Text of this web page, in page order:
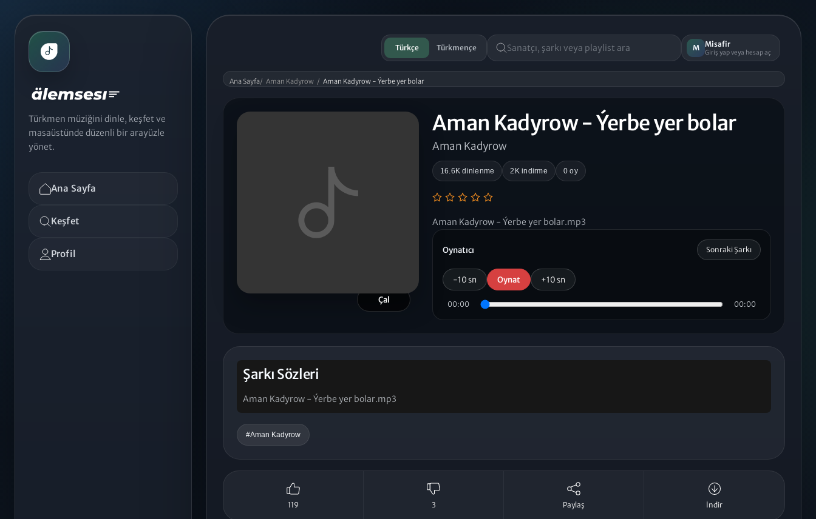
Türkmen müziğini dinle, keşfet ve
masaüstünde düzenli bir arayüzle
yönet.
Ana Sayfa
Keşfet
Profil
Türkçe Türkmençe M Misafir
Giriş yap veya hesap aç
Ana Sayfa/ Aman Kadyrow / Aman Kadyrow - Ýerbe yer bolar
Çal
Aman Kadyrow - Ýerbe yer bolar
Aman Kadyrow
16.6K dinlenme 2K indirme 0 oy
Aman Kadyrow - Ýerbe yer bolar.mp3
Oynatıcı Sonraki Şarkı
-10 sn Oynat +10 sn
00:00 00:00
Şarkı Sözleri
Aman Kadyrow - Ýerbe yer bolar.mp3
#Aman Kadyrow
119 3 Paylaş İndir